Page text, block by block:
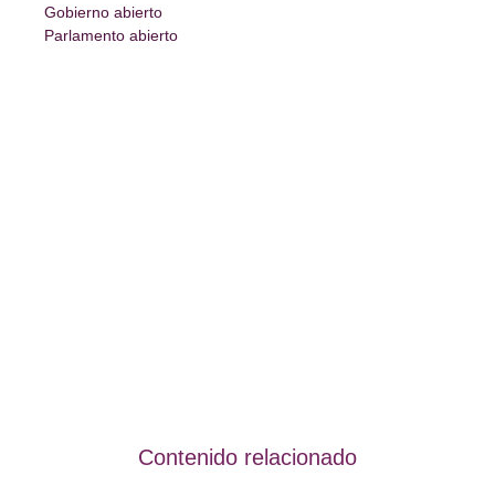
Gobierno abierto
Parlamento abierto
Contenido relacionado